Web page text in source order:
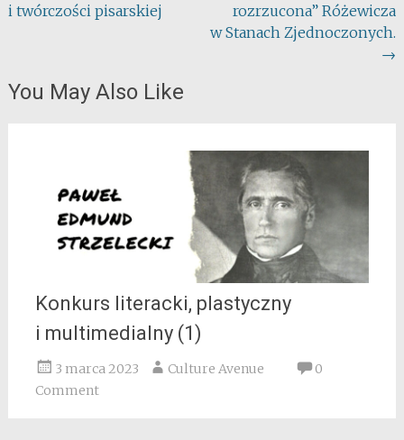
i twórczości pisarskiej
rozrzucona” Różewicza
w Stanach Zjednoczonych.
→
You May Also Like
Konkurs literacki, plastyczny
i multimedialny (1)
3 marca 2023 Culture Avenue
0
Comment